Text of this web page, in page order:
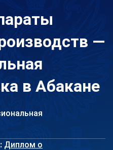
—
в Абакане
Диплом о